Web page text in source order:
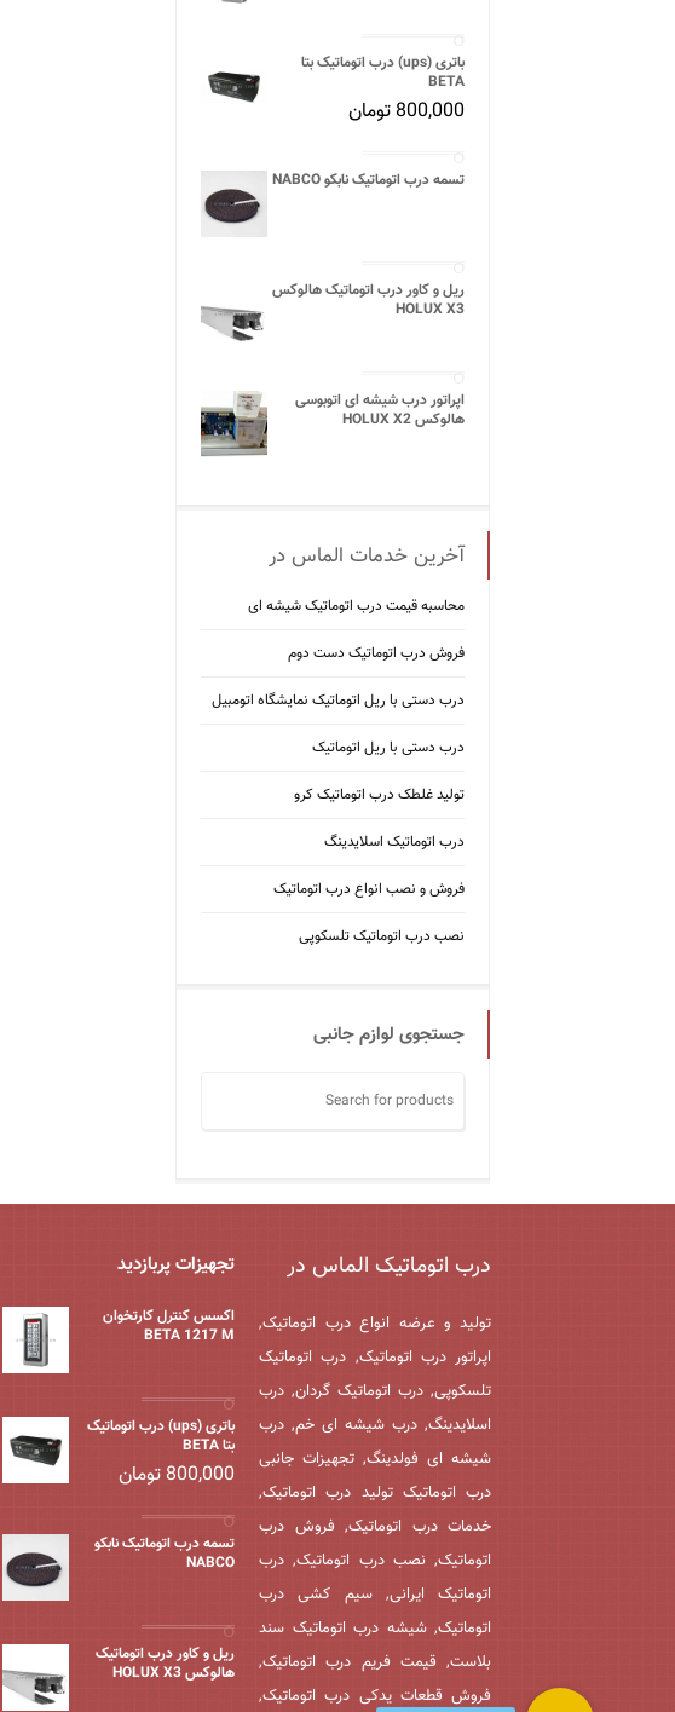
باتری (ups) درب اتوماتیک بتا
BETA
800,000 تومان
تسمه درب اتوماتیک نابکو NABCO
ریل و کاور درب اتوماتیک هالوکس
HOLUX X3
اپراتور درب شیشه ای اتوبوسی
هالوکس HOLUX X2
آخرین خدمات الماس در
محاسبه قیمت درب اتوماتیک شیشه ‌ای
فروش درب اتوماتیک دست دوم
درب دستی با ریل اتوماتیک نمایشگاه اتومبیل
درب دستی با ریل اتوماتیک
تولید غلطک درب اتوماتیک کرو
درب اتوماتیک اسلایدینگ
فروش و نصب انواع درب اتوماتیک
نصب درب اتوماتیک تلسکوپی
جستجوی لوازم جانبی
درب اتوماتیک الماس در
تولید و عرضه انواع درب اتوماتیک,
اپراتور درب اتوماتیک, درب اتوماتیک
تلسکوپی, درب اتوماتیک گردان, درب
اسلایدینگ, درب شیشه ای خم, درب
شیشه ای فولدینگ, تجهیزات جانبی
درب اتوماتیک تولید درب اتوماتیک,
خدمات درب اتوماتیک, فروش درب
اتوماتیک, نصب درب اتوماتیک, درب
اتوماتیک ایرانی, سیم کشی درب
اتوماتیک, شیشه درب اتوماتیک سند
بلاست, قیمت فریم درب اتوماتیک,
فروش قطعات یدکی درب اتوماتیک,
تجهیزات پربازدید
اکسس کنترل کارتخوان
BETA 1217 M
باتری (ups) درب اتوماتیک
بتا BETA
800,000 تومان
تسمه درب اتوماتیک نابکو
NABCO
ریل و کاور درب اتوماتیک
هالوکس HOLUX X3